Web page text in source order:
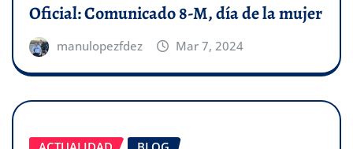
Oficial: Comunicado 8-M, día de la mujer
manulopezfdez Mar 7, 2024